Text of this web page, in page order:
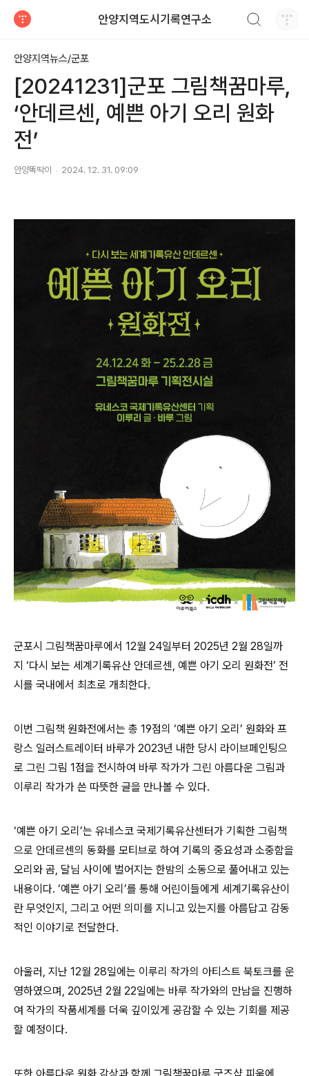
안양지역도시기록연구소
안양지역뉴스/군포
[20241231]군포 그림책꿈마루,
‘안데르센, 예쁜 아기 오리 원화
전’
안양똑딱이 2024. 12. 31. 09:09
군포시 그림책꿈마루에서 12월 24일부터 2025년 2월 28일까
지 ‘다시 보는 세계기록유산 안데르센, 예쁜 아기 오리 원화전’ 전
시를 국내에서 최초로 개최한다.
이번 그림책 원화전에서는 총 19점의 ‘예쁜 아기 오리 ’ 원화와 프
랑스 일러스트레이터 바루가 2023년 내한 당시 라이브페인팅으
로 그린 그림 1점을 전시하여 바루 작가가 그린 아름다운 그림과
이루리 작가가 쓴 따뜻한 글을 만나볼 수 있다.
‘예쁜 아기 오리 ’는 유네스코 국제기록유산센터가 기획한 그림책
으로 안데르센의 동화를 모티브로 하여 기록의 중요성과 소중함을
오리와 곰, 달님 사이에 벌어지는 한밤의 소동으로 풀어내고 있는
내용이다. ‘예쁜 아기 오리 ’를 통해 어린이들에게 세계기록유산이
란 무엇인지, 그리고 어떤 의미를 지니고 있는지를 아름답고 감동
적인 이야기로 전달한다.
아울러, 지난 12월 28일에는 이루리 작가의 아티스트 북토크를 운
영하였으며, 2025년 2월 22일에는 바루 작가와의 만남을 진행하
여 작가의 작품세계를 더욱 깊이있게 공감할 수 있는 기회를 제공
할 예정이다.